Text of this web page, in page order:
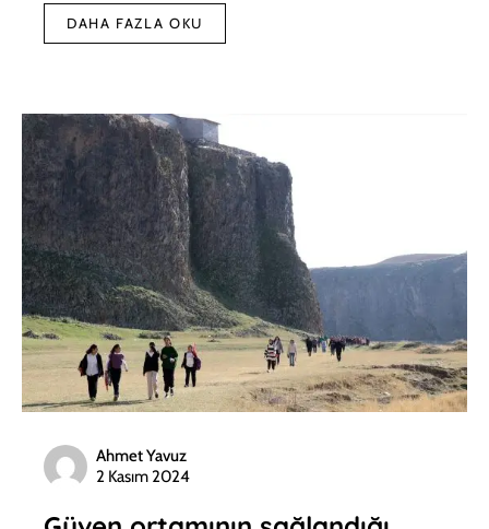
DAHA FAZLA OKU
Ahmet Yavuz
2 Kasım 2024